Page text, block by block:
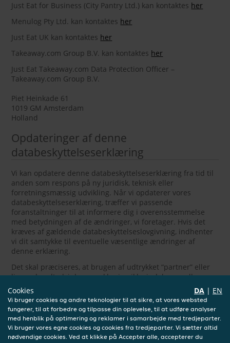
Just Eat for Business (City Pantry Ltd.) kan kontaktes her
Menulog Pty Ltd. kan kontaktes her
Just Eat UK kan kontaktes her
Takeaway.com Group B.V. kan kontaktes her
Just Eat Takeaway.com Data Protection Officer –
Takeaway.com Group B.V.
Piet Heinkade 61
1019 GM Amsterdam
Holland
Opdateringer af denne
databeskyttelseserklæring
Vi kan opdatere denne databeskyttelseserklæring fra tid til
anden som respons på ny juridisk, teknisk eller
forretningsmæssig udvikling. Når vi opdaterer vores
databeskyttelseserklæring, træffer vi passende
foranstaltninger til at informere dig i overensstemmelse
med betydningen af de ændringer, vi foretager. Hvis det
kræves af gældende databeskyttelseslovgivning, indhenter
vi dit samtykke til eventuelle væsentlige ændringer af
denne erklæring.
Det skal præciseres, at brugen af udtrykket “partner” eller
lignende udtryk i denne erklæring ikke indebærer eller
etablerer et partnerskab, arbejdsgiver-medarbejder- eller
agenturforhold af nogen art mellem den nævnte part og
JET.
Vi opfordrer dig til regelmæssigt at gennemgå denne
erklæring for at få de seneste oplysninger om vores
Cookies DA | EN
Vi bruger cookies og andre teknologier til at sikre, at vores websted
fungerer, til at forbedre og tilpasse din oplevelse, til at udføre analyser
med henblik på optimering og reklamer i samarbejde med tredjeparter.
Vi bruger vores egne cookies og cookies fra tredjeparter. Vi sætter altid
nødvendige cookies. Ved at klikke på Accepter alle, accepterer du